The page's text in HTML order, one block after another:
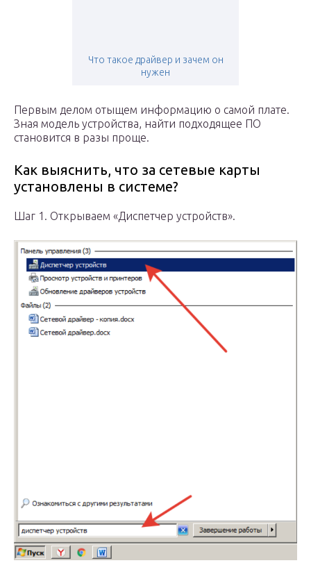
Что такое драйвер и зачем он
нужен
Первым делом отыщем информацию о самой плате.
Зная модель устройства, найти подходящее ПО
становится в разы проще.
Как выяснить, что за сетевые карты
установлены в системе?
Шаг 1. Открываем «Диспетчер устройств».